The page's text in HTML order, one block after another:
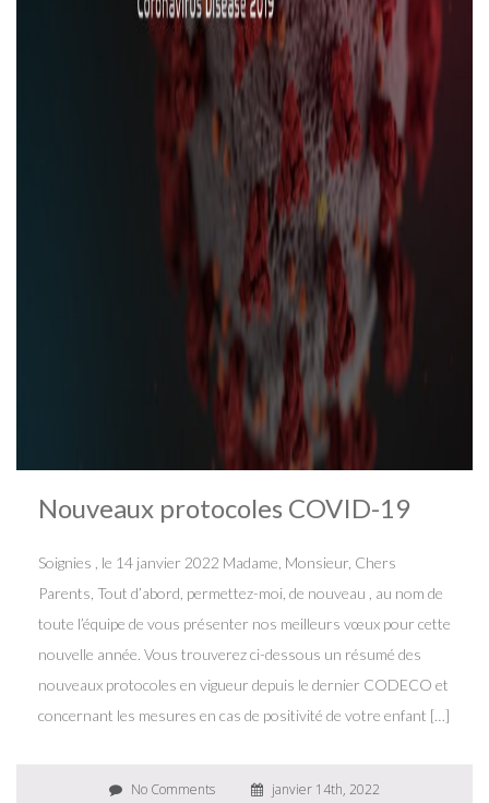
Nouveaux protocoles COVID-19
Soignies , le 14 janvier 2022 Madame, Monsieur, Chers
Parents, Tout d’abord, permettez-moi, de nouveau , au nom de
toute l’équipe de vous présenter nos meilleurs vœux pour cette
nouvelle année. Vous trouverez ci-dessous un résumé des
nouveaux protocoles en vigueur depuis le dernier CODECO et
concernant les mesures en cas de positivité de votre enfant […]
No Comments janvier 14th, 2022